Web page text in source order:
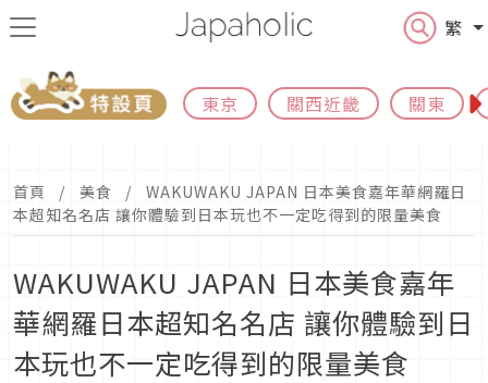
繁
東京 關西近畿 關東
首頁 美食
WAKUWAKU JAPAN 日本美食嘉年華網羅日
本超知名名店 讓你體驗到日本玩也不一定吃得到的限量美食
WAKUWAKU JAPAN 日本美食嘉年
華網羅日本超知名名店 讓你體驗到日
本玩也不一定吃得到的限量美食